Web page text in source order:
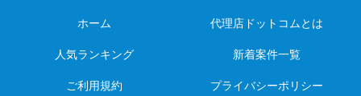
ホーム 代理店ドットコムとは
人気ランキング 新着案件一覧
ご利用規約 プライバシーポリシー